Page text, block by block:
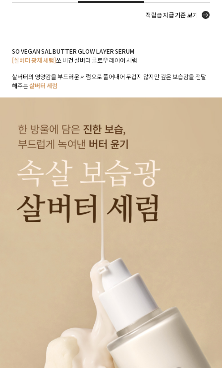
적립금 지급 기준 보기
SO VEGAN SAL BUTTER GLOW LAYER SERUM
[살버터 광채 세럼]쏘 비건 살버터 글로우 레이어 세럼
살버터의 영양감을 부드러운 세럼으로 풀어내어 무겁지 않지만 깊은 보습감을 전달
해주는살버터 세럼